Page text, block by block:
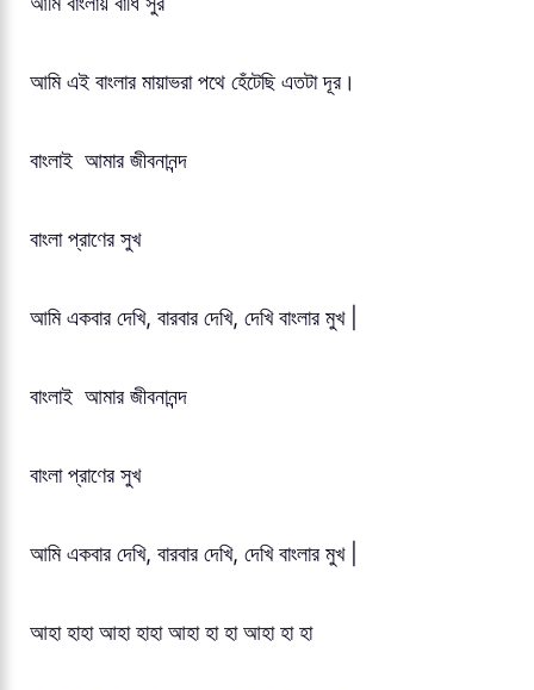
আমি এই বাংলার মায়াভরা পথে হেঁটেছি এতটা দূর।
বাংলাই আমার জীবনানন্দ
বাংলা প্রাণের সুখ
আমি একবার দেখি, বারবার দেখি, দেখি বাংলার মুখ |
বাংলাই আমার জীবনানন্দ
বাংলা প্রাণের সুখ
আমি একবার দেখি, বারবার দেখি, দেখি বাংলার মুখ |
আহা হাহা আহা হাহা আহা হা হা আহা হা হা